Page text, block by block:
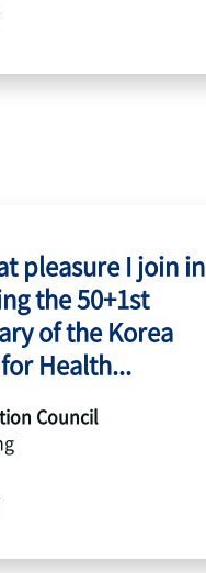
pleasure I join in
the 50+1st
of the Korea
Health...
Council